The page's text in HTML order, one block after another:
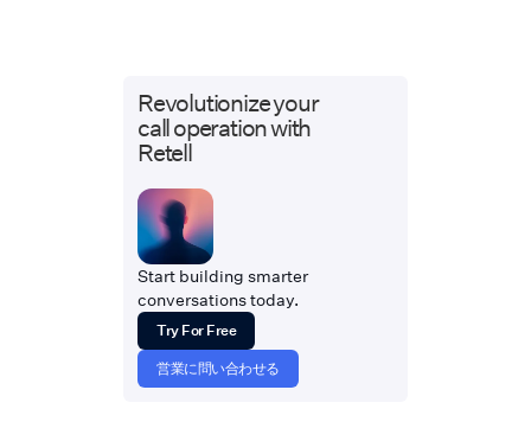
Revolutionize your
call operation with
Retell
Start building smarter
conversations today.
Try For Free
営業に問い合わせる